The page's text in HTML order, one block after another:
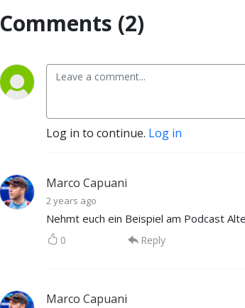
Comments (2)
Log in to continue. Log in
Marco Capuani
2 years ago
Nehmt euch ein Beispiel am Podcast
0 Reply
Marco Capuani